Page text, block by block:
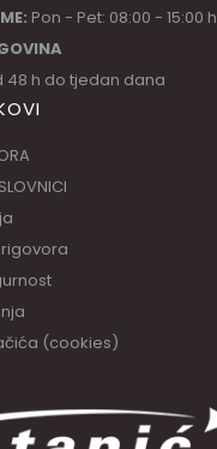
h do tjedan dana
(cookies)